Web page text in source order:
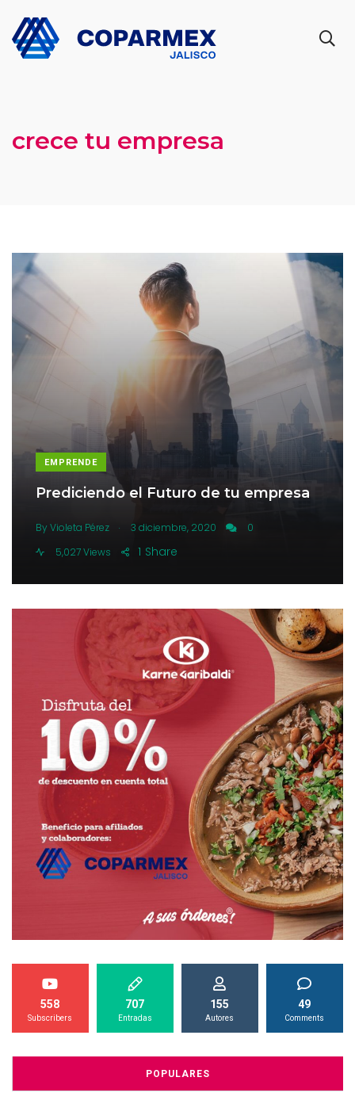
crece tu empresa
EMPRENDE
Prediciendo el Futuro de tu empresa
By Violeta Pérez . 3 diciembre, 2020
0
5,027 Views
Share
1
558
Subscribers
707
Entradas
155
Autores
49
Comments
POPULARES